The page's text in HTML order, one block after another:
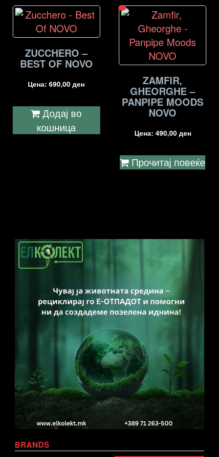
ZUCCHERO –
BEST OF NOVO
Цена:690,00ден
Додај во
кошница
ZAMFIR,
GHEORGHE –
PANPIPE MOODS
NOVO
Цена: 490,00 ден
Прочитај повеќе
BRANDS